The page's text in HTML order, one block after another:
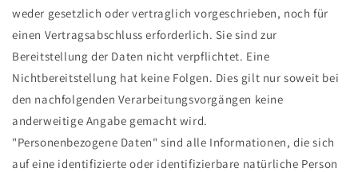
weder gesetzlich oder vertraglich vorgeschrieben, noch für
einen Vertragsabschluss erforderlich. Sie sind zur
Bereitstellung der Daten nicht verpflichtet. Eine
Nichtbereitstellung hat keine Folgen. Dies gilt nur soweit bei
den nachfolgenden Verarbeitungsvorgängen keine
anderweitige Angabe gemacht wird.
"Personenbezogene Daten" sind alle Informationen, die sich
auf eine identifizierte oder identifizierbare natürliche Person